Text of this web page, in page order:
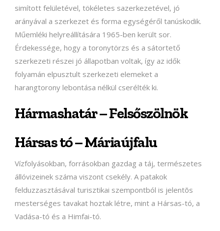
simított felületével, tökéletes sazerkezetével, jó
arányával a szerkezet és forma egységéről tanúskodik.
Műemléki helyreállítására 1965-ben került sor.
Érdekessége, hogy a toronytörzs és a sátortető
szerkezeti részei jó állapotban voltak, így az idők
folyamán elpusztult szerkezeti elemeket a
harangtorony lebontása nélkül cserélték ki.
Hármashatár – Felsőszölnök
Hársas tó – Máriaújfalu
Vízfolyásokban, forrásokban gazdag a táj, természetes
állóvizeinek száma viszont csekély. A patakok
felduzzasztásával turisztikai szempontból is jelentõs
mesterséges tavakat hoztak létre, mint a Hársas-tó, a
Vadása-tó és a Himfai-tó.